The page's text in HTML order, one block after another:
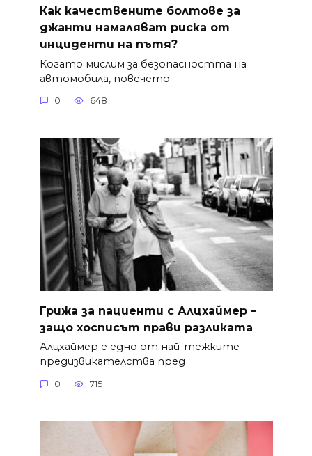
Как качествените болтове за
джанти намаляват риска от
инциденти на пътя?
Когато мислим за безопасността на
автомобила, повечето
0 648
Грижа за пациенти с Алцхаймер –
защо хосписът прави разликата
Алцхаймер е едно от най-тежките
предизвикателства пред
0 715